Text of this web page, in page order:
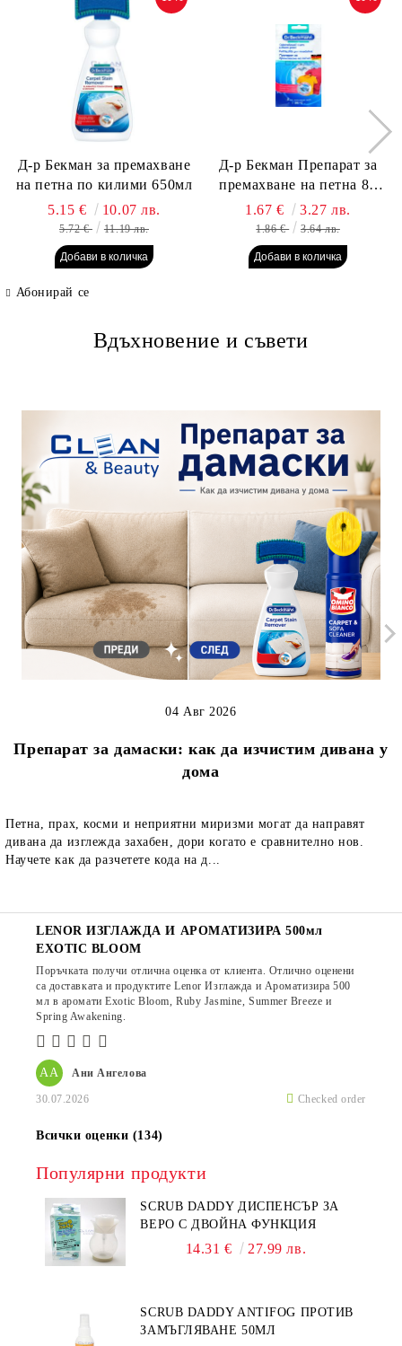
Д-р Бекман за премахване
на петна по килими 650мл
5.15 € 10.07 лв.
5.72 € 11.19 лв.
Д-р Бекман Препарат за
премахване на петна 80
гр. Пауч
1.67 € 3.27 лв.
1.86 € 3.64 лв.
Абонирай се
Вдъхновение и съвети
Препарат за дамаски: как да изчистим дивана у
дома
04 Авг 2026
Петна, прах, косми и неприятни миризми могат да направят
дивана да изглежда захабен, дори когато е сравнително нов.
Научете как да разчетете кода на д...
АА Ани Ангелова
30.07.2026 Checked order
LENOR ИЗГЛАЖДА И АРОМАТИЗИРА 500мл
EXOTIC BLOOM
Поръчката получи отлична оценка от клиента. Отлично оценени
са доставката и продуктите Lenor Изглажда и Ароматизира 500
мл в аромати Exotic Bloom, Ruby Jasmine, Summer Breeze и
Spring Awakening.
Всички оценки (134)
Популярни продукти
SCRUB DADDY ДИСПЕНСЪР ЗА
ВЕРО С ДВОЙНА ФУНКЦИЯ
14.31 € 27.99 лв.
SCRUB DADDY ANTIFOG ПРОТИВ
ЗАМЪГЛЯВАНЕ 50МЛ